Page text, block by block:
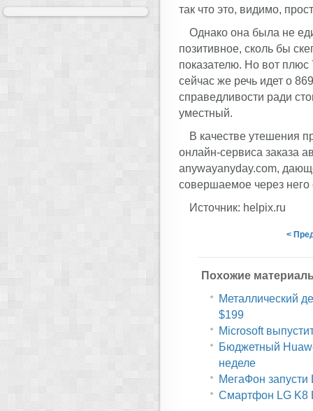
так что это, видимо,
Однако она была не
позитивное, сколь бы
показателю. Но вот
сейчас же речь идет о
справедливости ради
уместный.
В качестве утешения
онлайн-сервиса заказа
anywayanyday.com,
совершаемое через
Источник: helpix.ru
<
Похожие
Металлический
$199
Microsoft
Бюджетный
неделе
МегаФон
Смартфон LG K8